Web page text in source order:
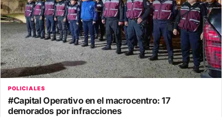
POLICIALES
#Capital Operativo en el macrocentro: 17
demorados por infracciones